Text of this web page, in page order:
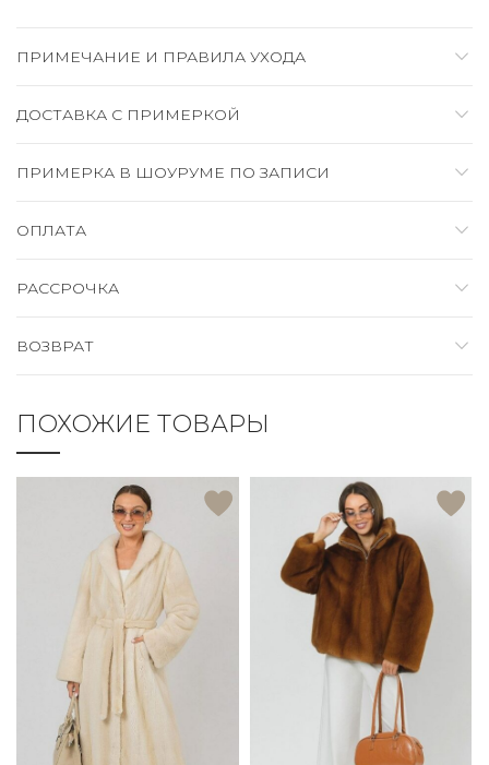
ПРИМЕЧАНИЕ И ПРАВИЛА УХОДА
ДОСТАВКА C ПРИМЕРКОЙ
ПРИМЕРКА В ШОУРУМЕ ПО ЗАПИСИ
ОПЛАТА
РАССРОЧКА
ВОЗВРАТ
ПОХОЖИЕ ТОВАРЫ